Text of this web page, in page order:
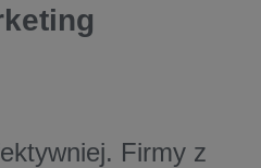
Firmy z